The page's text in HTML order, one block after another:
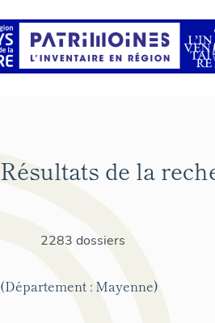
Résultats de la
2283 dossiers
(Département : Mayenne)